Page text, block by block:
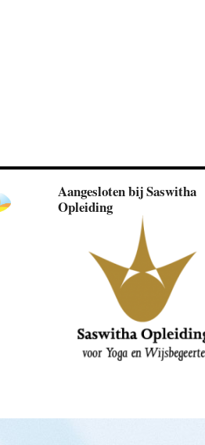
Aangesloten bij Saswitha
Opleiding